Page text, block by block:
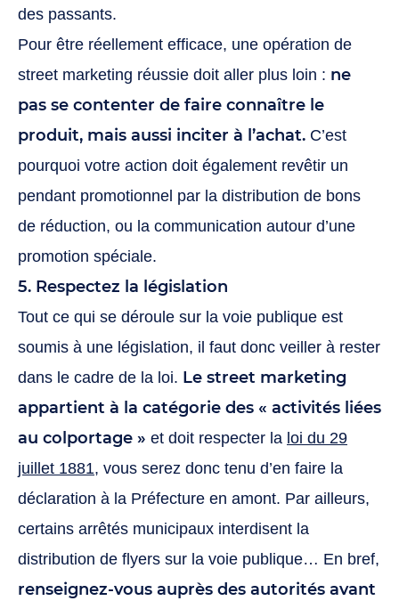
des passants.
Pour être réellement efficace, une opération de
street marketing réussie doit aller plus loin : ne
pas se contenter de faire connaître le
produit, mais aussi inciter à l’achat. C’est
pourquoi votre action doit également revêtir un
pendant promotionnel par la distribution de bons
de réduction, ou la communication autour d’une
promotion spéciale.
5. Respectez la législation
Tout ce qui se déroule sur la voie publique est
soumis à une législation, il faut donc veiller à rester
dans le cadre de la loi. Le street marketing
appartient à la catégorie des « activités liées
au colportage » et doit respecter la loi du 29
juillet 1881, vous serez donc tenu d’en faire la
déclaration à la Préfecture en amont. Par ailleurs,
certains arrêtés municipaux interdisent la
distribution de flyers sur la voie publique… En bref,
renseignez-vous auprès des autorités avant